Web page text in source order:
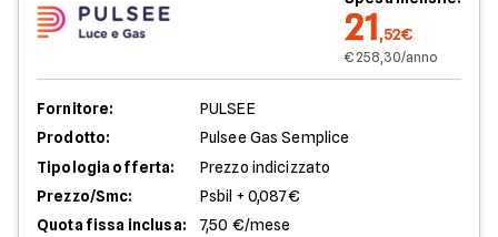
21,52€
€ 258,30/anno
Fornitore:
PULSEE
Prodotto:
Pulsee Gas Semplice
Tipologia offerta:
Prezzo indicizzato
Prezzo/Smc:
Psbil + 0,087€
Quota fissa inclusa:
7,50 €/mese